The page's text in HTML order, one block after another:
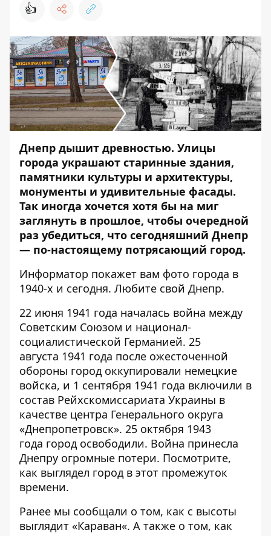
👍
Днепр дышит древностью. Улицы
города украшают старинные здания,
памятники культуры и архитектуры,
монументы и удивительные фасады.
Так иногда хочется хотя бы на миг
заглянуть в прошлое, чтобы очередной
раз убедиться, что сегодняшний Днепр
— по-настоящему потрясающий город.
Информатор покажет вам фото города в
1940-х и сегодня. Любите свой Днепр.
22 июня 1941 года началась война между
Советским Союзом и национал-
социалистической Германией. 25
августа 1941 года после ожесточенной
обороны город оккупировали немецкие
войска, и 1 сентября 1941 года включили в
состав Рейхскомиссариата Украины в
качестве центра Генерального округа
«Днепропетровск». 25 октября 1943
года город освободили. Война принесла
Днепру огромные потери. Посмотрите,
как выглядел город в этот промежуток
времени.
Ранее мы сообщали о том, как с высоты
выглядит «Караван«. А также о том, как